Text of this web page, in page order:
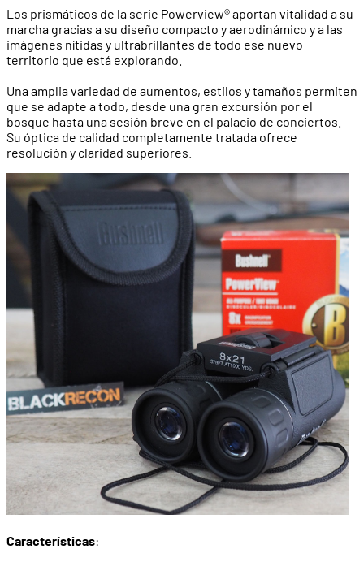
Los prismáticos de la serie Powerview® aportan vitalidad a su
marcha gracias a su diseño compacto y aerodinámico y a las
imágenes nítidas y ultrabrillantes de todo ese nuevo
territorio que está explorando.
Una amplia variedad de aumentos, estilos y tamaños permiten
que se adapte a todo, desde una gran excursión por el
bosque hasta una sesión breve en el palacio de conciertos.
Su óptica de calidad completamente tratada ofrece
resolución y claridad superiores.
Características: